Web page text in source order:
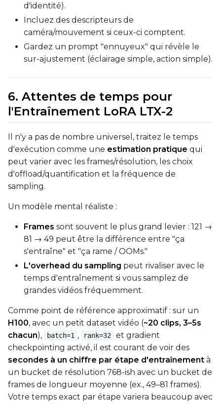
d'identité).
Incluez des descripteurs de
caméra/mouvement si ceux-ci comptent.
Gardez un prompt "ennuyeux" qui révèle le
sur-ajustement (éclairage simple, action simple).
6. Attentes de temps pour
l'Entraînement LoRA LTX-2
Il n'y a pas de nombre universel, traitez le temps
d'exécution comme une estimation pratique qui
peut varier avec les frames/résolution, les choix
d'offload/quantification et la fréquence de
sampling.
Un modèle mental réaliste :
Frames sont souvent le plus grand levier : 121 →
81 → 49 peut être la différence entre "ça
s'entraîne" et "ça rame / OOMs."
L'overhead du sampling peut rivaliser avec le
temps d'entraînement si vous samplez de
grandes vidéos fréquemment.
Comme point de référence approximatif : sur un
H100, avec un petit dataset vidéo (~20 clips, 3–5s
chacun), batch=1 , rank=32
et gradient
checkpointing activé, il est courant de voir des
secondes à un chiffre par étape d'entraînement à
un bucket de résolution 768-ish avec un bucket de
frames de longueur moyenne (ex., 49–81 frames).
Votre temps exact par étape variera beaucoup avec